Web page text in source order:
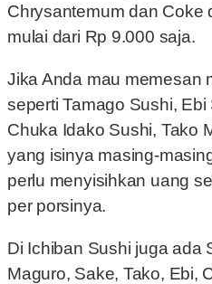
Chrysantemum dan Coke
mulai dari Rp 9.000 saja.
Jika Anda mau memesan
seperti Tamago Sushi,
Chuka Idako Sushi, Tako
yang isinya masing-
perlu menyisihkan uang
per porsinya.
Di Ichiban Sushi juga ada
Maguro, Sake, Tako, Ebi,